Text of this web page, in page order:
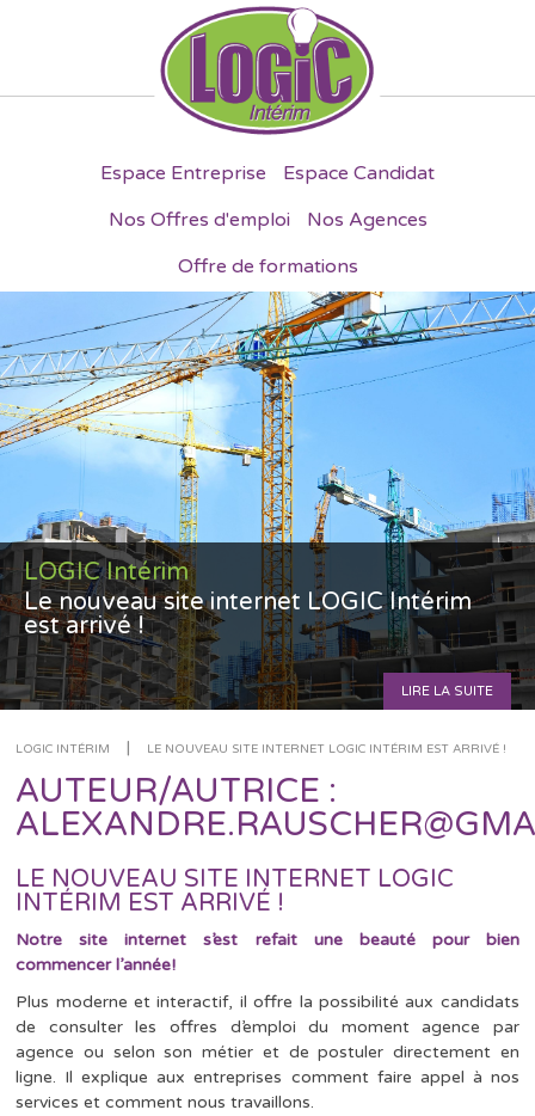
Espace Entreprise
Espace Candidat
Nos Offres d'emploi
Nos Agences
Offre de formations
LOGIC Intérim
Le nouveau site internet LOGIC Intérim
est arrivé !
LIRE LA SUITE
LOGIC INTÉRIM | LE NOUVEAU SITE INTERNET LOGIC INTÉRIM EST ARRIVÉ !
AUTEUR/AUTRICE :
LE NOUVEAU SITE INTERNET LOGIC
INTÉRIM EST ARRIVÉ !
Notre site internet s’est refait une beauté pour bien
commencer l’année!
Plus moderne et interactif, il offre la possibilité aux candidats
de consulter les offres d’emploi du moment agence par
agence ou selon son métier et de postuler directement en
ligne. Il explique aux entreprises comment faire appel à nos
services et comment nous travaillons.